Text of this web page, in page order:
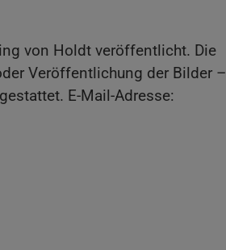
von Holdt veröffentlicht. Die
Veröffentlichung der Bilder –
E-Mail-Adresse: